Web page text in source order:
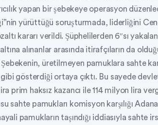
yapan bir şebekeye operasyon
yürüttüğü soruşturmada, liderliğini
kararı verildi. Şüphelilerden 6″sı
alınanlar arasında itirafçıların da
üretilmeyen pamuklara sahte
gibi gösterdiği ortaya çıktı. Bu sayede
prim haksız kazancı ile 114 milyon lira
sahte pamukları komisyon karşılığı
pamukların taşındığı iddiasıyla sahte